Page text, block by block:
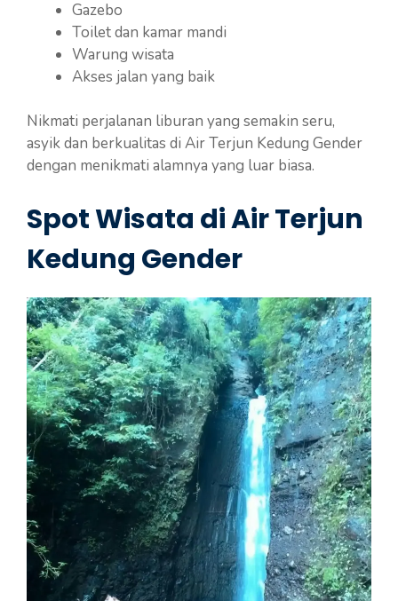
Gazebo
Toilet dan kamar mandi
Warung wisata
Akses jalan yang baik
Nikmati perjalanan liburan yang semakin seru,
asyik dan berkualitas di Air Terjun Kedung Gender
dengan menikmati alamnya yang luar biasa.
Spot Wisata di Air Terjun
Kedung Gender